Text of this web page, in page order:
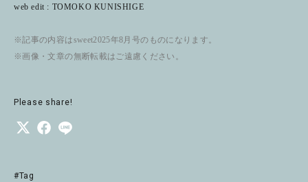
web edit : TOMOKO KUNISHIGE
※記事の内容はsweet2025年8月号のものになります。
※画像・文章の無断転載はご遠慮ください。
Please share!
#Tag